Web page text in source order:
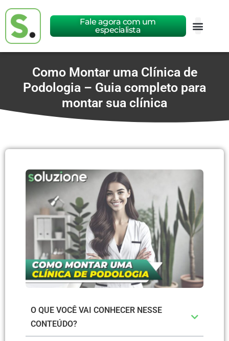
Fale agora com um
especialista
Como Montar uma Clínica de
Podologia – Guia completo para
montar sua clínica
O QUE VOCÊ VAI CONHECER NESSE
CONTEÚDO?